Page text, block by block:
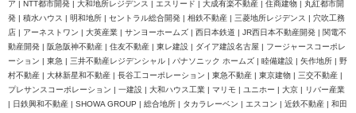
ア | NTT都市開発 | 大和地所レジデンス | エスリード | 大成有楽不動産 | 住商建物 | 丸紅都市開
発 | 積水ハウス | 明和地所 | セントラル総合開発 | 相鉄不動産 | 三菱地所レジデンス | 穴吹工務
店 | アーネストワン | 大英産業 | サンヨーホームズ | 西日本鉄道 | JR西日本不動産開発 | 関電不
動産開発 | 阪急阪神不動産 | 住友不動産 | 東レ建設 | ダイア建設名古屋 | フージャースコーポレ
ーション | 東急 | 三井不動産レジデンシャル | パナソニック ホームズ | 睦備建設 | 矢作地所 | 野
村不動産 | 大林新星和不動産 | 長谷工コーポレーション | 東急不動産 | 東京建物 | 三交不動産 |
プレサンスコーポレーション | 一建設 | 大和ハウス工業 | マリモ | ユニホー | 大京 | リバー産業
| 日鉄興和不動産 | SHOWA GROUP | 総合地所 | タカラレーベン | エスコン | 近鉄不動産 | 和田